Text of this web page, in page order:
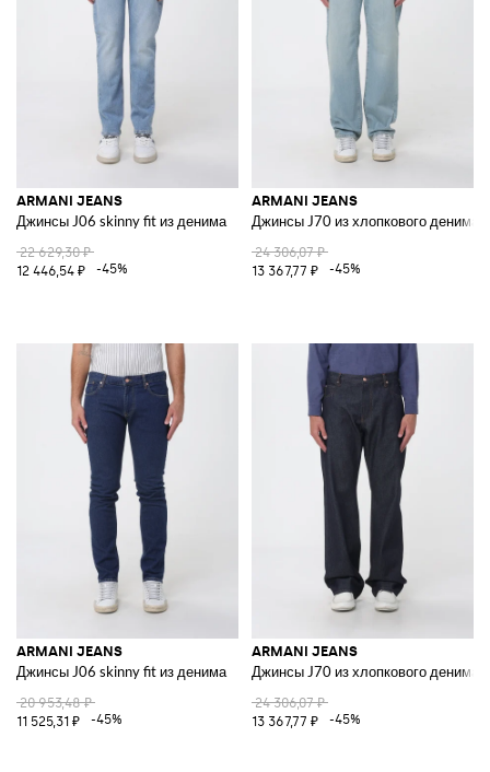
ARMANI JEANS
Джинсы J06 skinny fit из денима
22 629,30 ₽
12 446,54 ₽
-45%
ARMANI JEANS
Джинсы J70 из хлопкового денима
24 306,07 ₽
13 367,77 ₽
-45%
ARMANI JEANS
Джинсы J06 skinny fit из денима
20 953,48 ₽
11 525,31 ₽
-45%
ARMANI JEANS
Джинсы J70 из хлопкового денима
24 306,07 ₽
13 367,77 ₽
-45%